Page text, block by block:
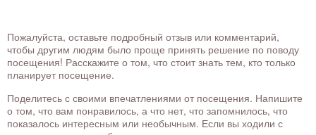
Пожалуйста, оставьте подробный отзыв или комментарий,
чтобы другим людям было проще принять решение по поводу
посещения! Расскажите о том, что стоит знать тем, кто только
планирует посещение.
Поделитесь с своими впечатлениями от посещения. Напишите
о том, что вам понравилось, а что нет, что запомнилось, что
показалось интересным или необычным. Если вы ходили с